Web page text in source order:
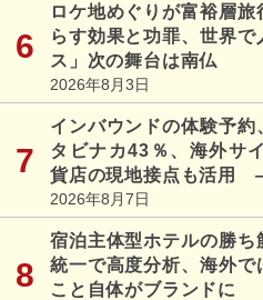
ロケ地めぐりが富裕層
らす効果と功罪、世界
ス」次の舞台は南仏
2026年8月3日
インバウンドの体験予
タビナカ43％、海外サ
貨店の現地接点も活用
2026年8月7日
宿泊主体型ホテルの勝
統一で高度分析、海外で
こと自体がブランドに